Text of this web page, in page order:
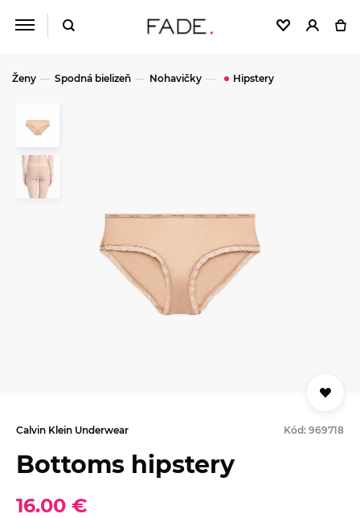
Ženy Spodná bielizeň Nohavičky Hipstery
Calvin Klein Underwear Kód: 969718
Bottoms hipstery
16.00 €